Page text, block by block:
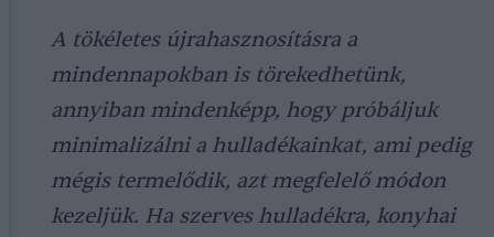
A tökéletes újrahasznosításra a
mindennapokban is törekedhetünk,
annyiban mindenképp, hogy próbáljuk
minimalizálni a hulladékainkat, ami pedig
mégis termelődik, azt megfelelő módon
kezeljük. Ha szerves hulladékra, konyhai